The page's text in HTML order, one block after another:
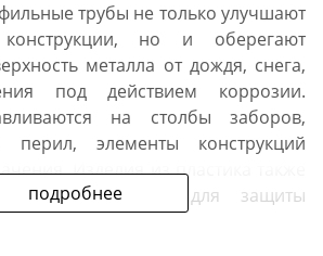
подробнее
трубы не только улучшают
но и оберегают
металла от дождя, снега,
под действием коррозии.
на столбы заборов,
перил, элементы конструкций
Изделия из пластика также
ножки стульев для защиты